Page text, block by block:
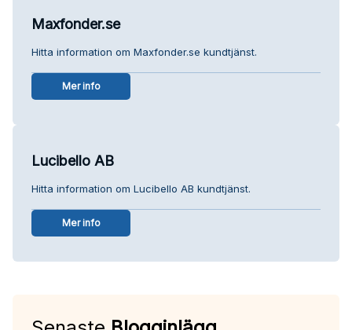
Maxfonder.se
Hitta information om Maxfonder.se kundtjänst.
Mer info
Lucibello AB
Hitta information om Lucibello AB kundtjänst.
Mer info